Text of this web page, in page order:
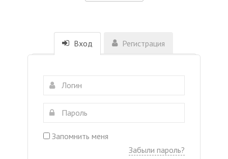
Вход Регистрация
Запомнить меня
Забыли пароль?